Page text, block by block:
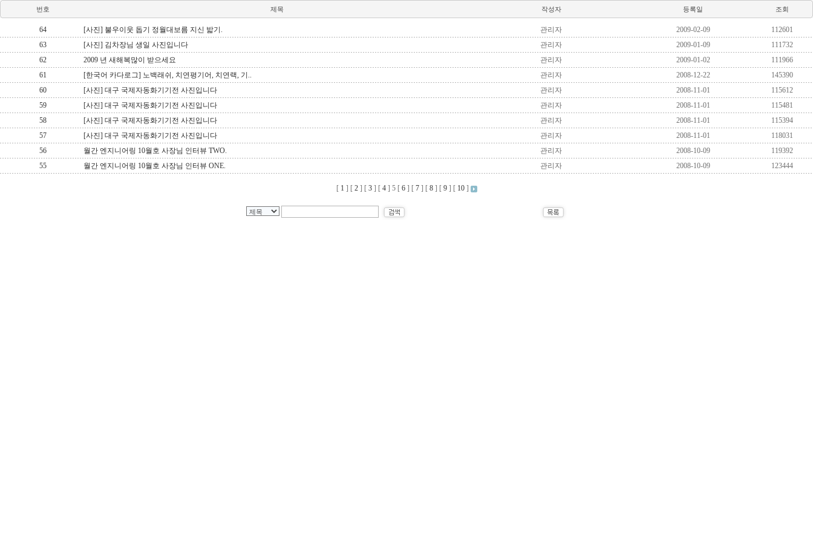
번호 제목 작성자 등록일 조회
64 [사진] 불우이웃 돕기 정월대보름 지신 밟기. 관리자 2009-02-09
112601
63
[사진] 김차장님 생일 사진입니다 관리자 2009-01-09
111732
62
2009 년 새해복많이 받으세요 관리자 2009-01-02
111966
61
[한국어 카다로그] 노백래쉬, 치연평기어, 치연랙, 기.. 관리자 2008-12-22
145390
60
[사진] 대구 국제자동화기기전 사진입니다 관리자 2008-11-01
115612
59
[사진] 대구 국제자동화기기전 사진입니다 관리자 2008-11-01
115481
58
[사진] 대구 국제자동화기기전 사진입니다 관리자 2008-11-01
115394
57
[사진] 대구 국제자동화기기전 사진입니다 관리자 2008-11-01
118031
56
월간 엔지니어링 10월호 사장님 인터뷰 TWO. 관리자 2008-10-09
119392
55
월간 엔지니어링 10월호 사장님 인터뷰 ONE. 관리자 2008-10-09 123444
[ 1 ] [ 2] [ 3] [ 4] 5[ 6] [ 7] [ 8] [ 9] [ 10]